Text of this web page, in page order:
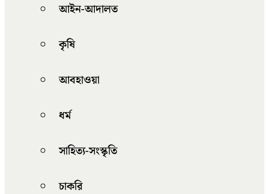
আইন-আদালত
কৃষি
আবহাওয়া
ধর্ম
সাহিত্য-সংস্কৃতি
চাকরি